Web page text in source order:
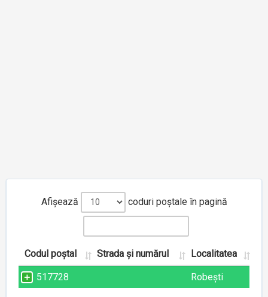
Afișează coduri poștale în pagină
Codul poștal Strada și numărul Localitatea
517728 Robești